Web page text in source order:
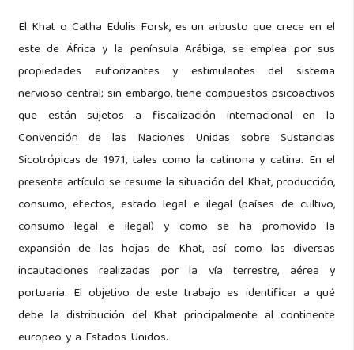
El Khat o Catha Edulis Forsk, es un arbusto que crece en el
este de África y la península Arábiga, se emplea por sus
propiedades euforizantes y estimulantes del sistema
nervioso central; sin embargo, tiene compuestos psicoactivos
que están sujetos a fiscalización internacional en la
Convención de las Naciones Unidas sobre Sustancias
Sicotrópicas de 1971, tales como la catinona y catina. En el
presente artículo se resume la situación del Khat, producción,
consumo, efectos, estado legal e ilegal (países de cultivo,
consumo legal e ilegal) y como se ha promovido la
expansión de las hojas de Khat, así como las diversas
incautaciones realizadas por la vía terrestre, aérea y
portuaria. El objetivo de este trabajo es identificar a qué
debe la distribución del Khat principalmente al continente
europeo y a Estados Unidos.